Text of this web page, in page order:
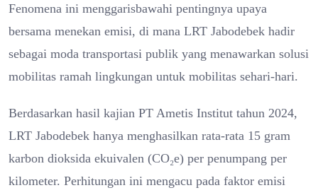
Fenomena ini menggarisbawahi pentingnya upaya
bersama menekan emisi, di mana LRT Jabodebek hadir
sebagai moda transportasi publik yang menawarkan solusi
mobilitas ramah lingkungan untuk mobilitas sehari-hari.
Berdasarkan hasil kajian PT Ametis Institut tahun 2024,
LRT Jabodebek hanya menghasilkan rata-rata 15 gram
karbon dioksida ekuivalen (CO₂e) per penumpang per
kilometer. Perhitungan ini mengacu pada faktor emisi